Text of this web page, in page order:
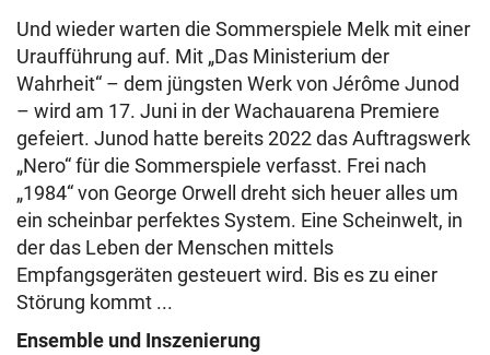
Und wieder warten die Sommerspiele Melk mit einer
Uraufführung auf. Mit „Das Ministerium der
Wahrheit“ – dem jüngsten Werk von Jérôme Junod
– wird am 17. Juni in der Wachauarena Premiere
gefeiert. Junod hatte bereits 2022 das Auftragswerk
„Nero“ für die Sommerspiele verfasst. Frei nach
„1984“ von George Orwell dreht sich heuer alles um
ein scheinbar perfektes System. Eine Scheinwelt, in
der das Leben der Menschen mittels
Empfangsgeräten gesteuert wird. Bis es zu einer
Störung kommt ...
Ensemble und Inszenierung